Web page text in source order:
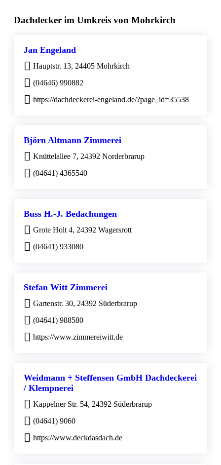
Dachdecker im Umkreis von Mohrkirch
Jan Engeland
Hauptstr. 13, 24405 Mohrkirch
(04646) 990882
https://dachdeckerei-engeland.de/?page_id=35538
Björn Altmann Zimmerei
Knüttelallee 7, 24392 Norderbrarup
(04641) 4365540
Buss H.-J. Bedachungen
Grote Holt 4, 24392 Wagersrott
(04641) 933080
Stefan Witt Zimmerei
Gartenstr. 30, 24392 Süderbrarup
(04641) 988580
https://www.zimmereiwitt.de
Weidmann + Steffensen GmbH Dachdeckerei
/ Klempnerei
Kappelner Str. 54, 24392 Süderbrarup
(04641) 9060
https://www.deckdasdach.de